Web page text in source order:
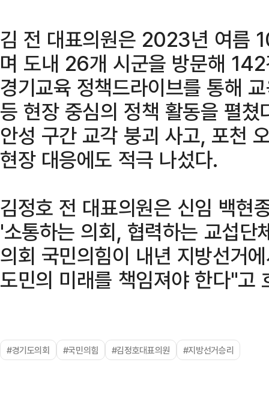
김 전 대표의원은 2023년 여름
며 도내 26개 시군을 방문해
경기교육 정책드라이브를 통해
등 현장 중심의 정책 활동을 펼
안성 구간 교각 붕괴 사고, 포천
현장 대응에도 적극 나섰다.
김정호 전 대표의원은 신임 백현
'소통하는 의회, 협력하는 교섭
의회 국민의힘이 내년 지방선거
도민의 미래를 책임져야 한다"고
#경기도의회 #국민의힘 #김정호대표의원 #지방선거승리